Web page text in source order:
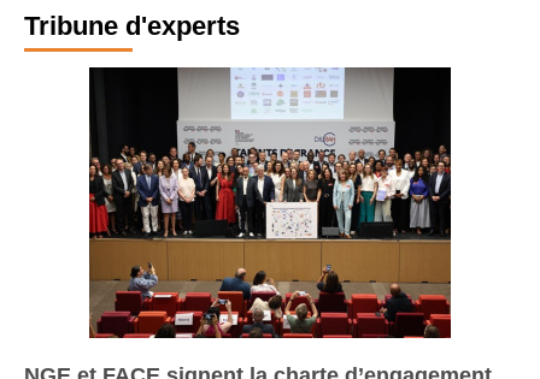
Tribune d'experts